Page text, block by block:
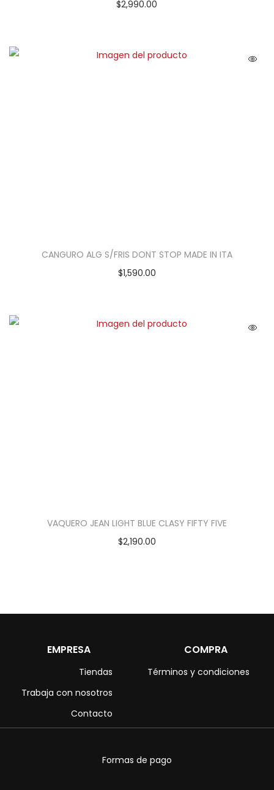
$2,990.00
CANGURO ALG S/FRIS DONT STOP MADE IN ITA
$1,590.00
VAQUERO JEAN LIGHT BLUE CLASY FIFTY FIVE
$2,190.00
EMPRESA
Tiendas
Trabaja con nosotros
Contacto
COMPRA
Términos y condiciones
Formas de pago